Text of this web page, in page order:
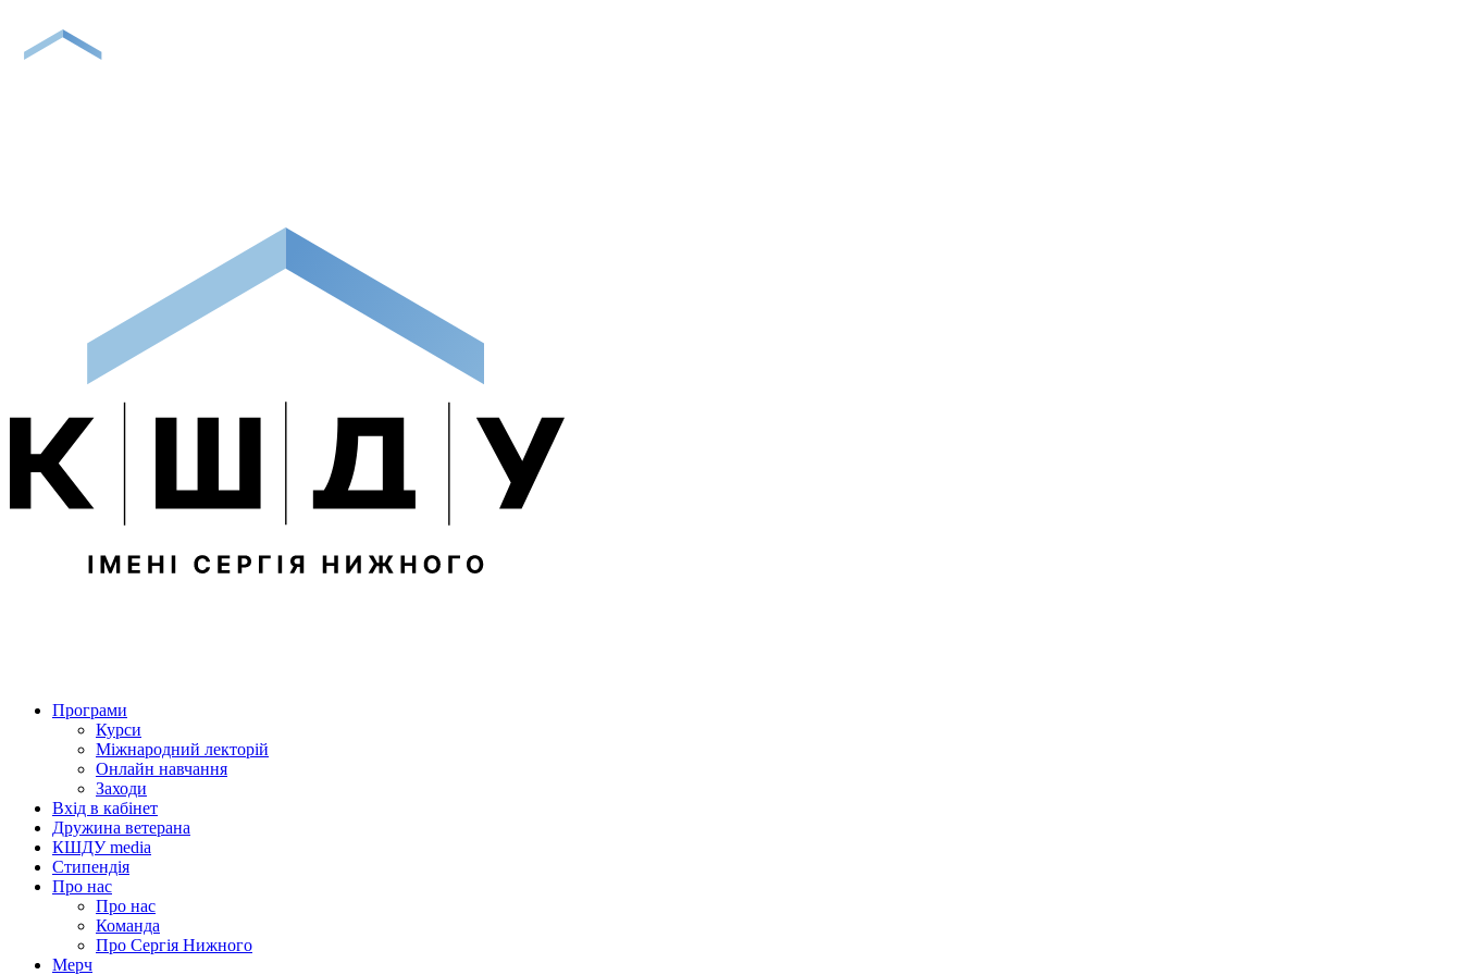
Програми
Курси
Міжнародний лекторій
Онлайн навчання
Заходи
Вхід в кабінет
Дружина ветерана
КШДУ media
Стипендія
Про нас
Про нас
Команда
Про Сергія Нижного
Мерч